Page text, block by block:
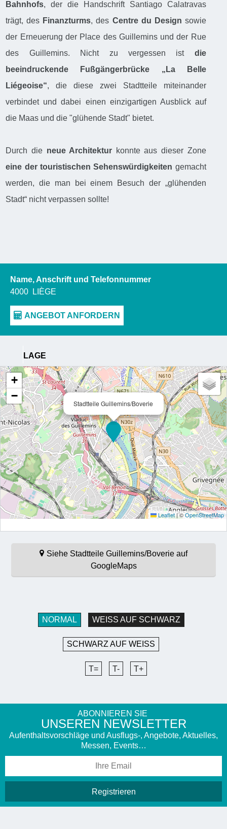
Bahnhofs, der die Handschrift Santiago Calatravas
trägt, des Finanzturms, des Centre du Design sowie
der Erneuerung der Place des Guillemins und der Rue
des Guillemins. Nicht zu vergessen ist die
beeindruckende Fußgängerbrücke „La Belle
Liégeoise“, die diese zwei Stadtteile miteinander
verbindet und dabei einen einzigartigen Ausblick auf
die Maas und die "glühende Stadt" bietet.
Durch die neue Architektur konnte aus dieser Zone
eine der touristischen Sehenswürdigkeiten gemacht
werden, die man bei einem Besuch der „glühenden
Stadt“ nicht verpassen sollte!
Name, Anschrift und Telefonnummer
4000
LIÈGE
LAGE
Stadtteile Guillemins/Boverie
+
−
Leaflet|©OpenStreetMap
Siehe Stadtteile Guillemins/Boverie auf
GoogleMaps
NORMAL WEISS AUF SCHWARZ
SCHWARZ AUF WEISS
T= T- T+
ABONNIEREN SIE
UNSEREN NEWSLETTER
Aufenthaltsvorschläge und Ausflugs-, Angebote, Aktuelles,
Messen, Events…